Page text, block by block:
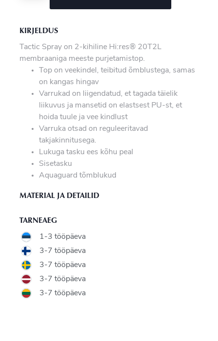
KIRJELDUS
Tactic Spray on 2-kihiline Hi:res® 20T2L
membraaniga meeste purjetamistop.
Top on veekindel, teibitud õmblustega, samas
on kangas hingav
Varrukad on liigendatud, et tagada täielik
liikuvus ja mansetid on elastsest PU-st, et
hoida tuule ja vee kindlust
Varruka otsad on reguleeritavad
takjakinnitusega.
Lukuga tasku ees kõhu peal
Sisetasku
Aquaguard tõmblukud
MATERIAL JA DETAILID
TARNEAEG
1-3 tööpäeva
3-7 tööpäeva
3-7 tööpäeva
3-7 tööpäeva
3-7 tööpäeva